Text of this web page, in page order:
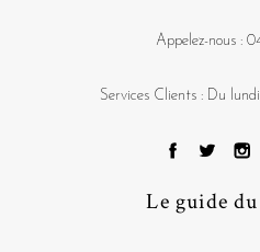
Appelez-nous :
Services Clients : Du
Le guide